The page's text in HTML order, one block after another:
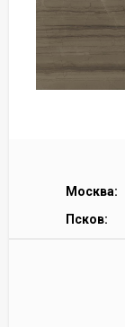
Москва:
Псков: